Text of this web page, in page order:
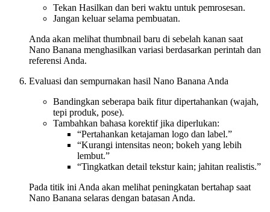
Tekan Hasilkan dan beri waktu untuk pemrosesan.
Jangan keluar selama pembuatan.
Anda akan melihat thumbnail baru di sebelah kanan saat
Nano Banana menghasilkan variasi berdasarkan perintah dan
referensi Anda.
Evaluasi dan sempurnakan hasil Nano Banana Anda
Bandingkan seberapa baik fitur dipertahankan (wajah,
tepi produk, pose).
Tambahkan bahasa korektif jika diperlukan:
“Pertahankan ketajaman logo dan label.”
“Kurangi intensitas neon; bokeh yang lebih
lembut.”
“Tingkatkan detail tekstur kain; jahitan realistis.”
Pada titik ini Anda akan melihat peningkatan bertahap saat
Nano Banana selaras dengan batasan Anda.